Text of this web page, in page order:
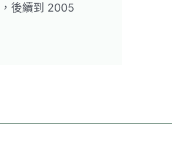
後續到 2005